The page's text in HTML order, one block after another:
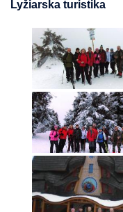
Lyžiarska turistika